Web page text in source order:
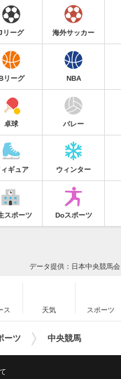
リーグ 海外サッカー
リーグ NBA
卓球 バレー
ィギュア ウィンター
スポーツ Doスポーツ
データ提供：日本中央競馬会
ス 天気 スポーツ
ーツ 中央競馬